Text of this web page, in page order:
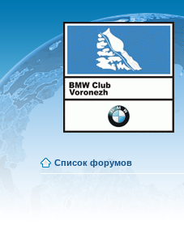
Список форумов